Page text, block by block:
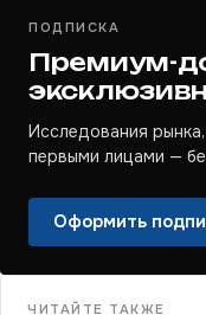
ПОДПИСКА
Премиум-
Исследования
первыми лицами —
Оформить
ЧИТАЙТЕ ТАКЖЕ